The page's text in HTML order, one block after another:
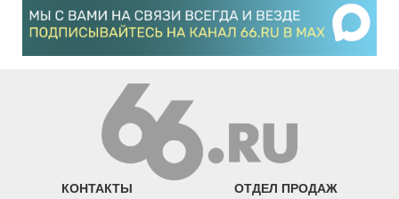
КОНТАКТЫ ОТДЕЛ ПРОДАЖ